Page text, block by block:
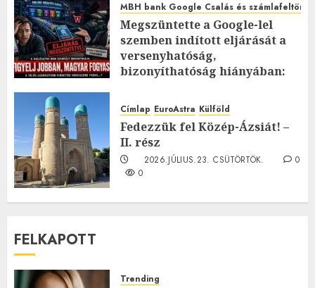
MBH bank Google Csalás és
Megszüntette a Google-lel
szemben indított eljárását a
versenyhatóság,
bizonyíthatóság hiányában:
2026.JÚLIUS.23. CSÜTÖRTÖK.
0
Címlap EuroAstra Külföld
Fedezzük fel Közép-Ázsiát! –
II. rész
2026.JÚLIUS.23. CSÜTÖRTÖK.
0
0
FELKAPOTT
Trending